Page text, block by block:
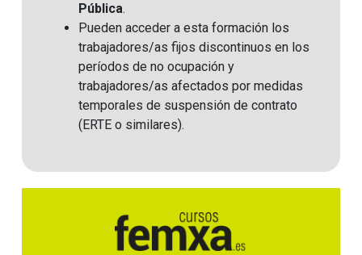
Pública.
Pueden acceder a esta formación los
trabajadores/as fijos discontinuos en los
períodos de no ocupación y
trabajadores/as afectados por medidas
temporales de suspensión de contrato
(ERTE o similares).